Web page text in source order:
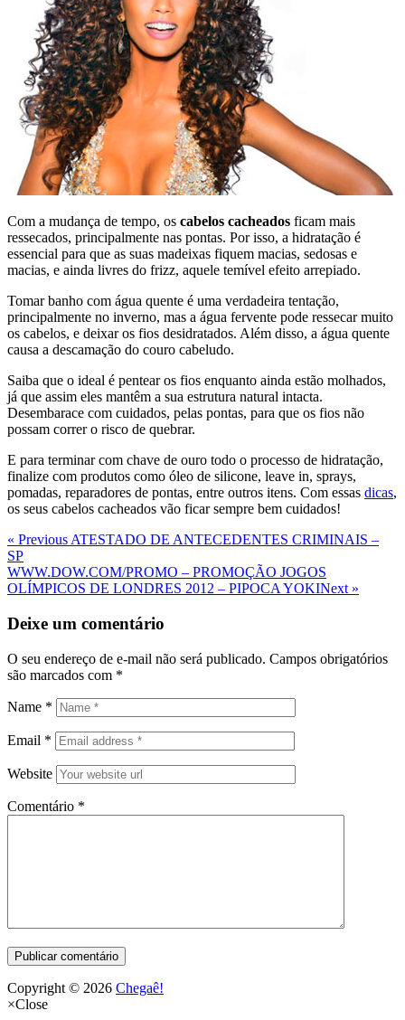
Com a mudança de tempo, os cabelos cacheados ficam mais
ressecados, principalmente nas pontas. Por isso, a hidratação é
essencial para que as suas madeixas fiquem macias, sedosas e
macias, e ainda livres do frizz, aquele temível efeito arrepiado.
Tomar banho com água quente é uma verdadeira tentação,
principalmente no inverno, mas a água fervente pode ressecar muito
os cabelos, e deixar os fios desidratados. Além disso, a água quente
causa a descamação do couro cabeludo.
Saiba que o ideal é pentear os fios enquanto ainda estão molhados,
já que assim eles mantêm a sua estrutura natural intacta.
Desembarace com cuidados, pelas pontas, para que os fios não
possam correr o risco de quebrar.
E para terminar com chave de ouro todo o processo de hidratação,
finalize com produtos como óleo de silicone, leave in, sprays,
pomadas, reparadores de pontas, entre outros itens. Com essas dicas,
os seus cabelos cacheados vão ficar sempre bem cuidados!
Navegação
de
Post
Previous
Post
« Previous ATESTADO DE ANTECEDENTES CRIMINAIS –
SP
Next
Post
WWW.DOW.COM/PROMO – PROMOÇÃO JOGOS
OLÍMPICOS DE LONDRES 2012 – PIPOCA YOKINext »
Deixe um comentário
O seu endereço de e-mail não será publicado. Campos obrigatórios
são marcados com *
Name *
Email *
Website
Comentário *
Copyright © 2026 Chegaê!
×Close